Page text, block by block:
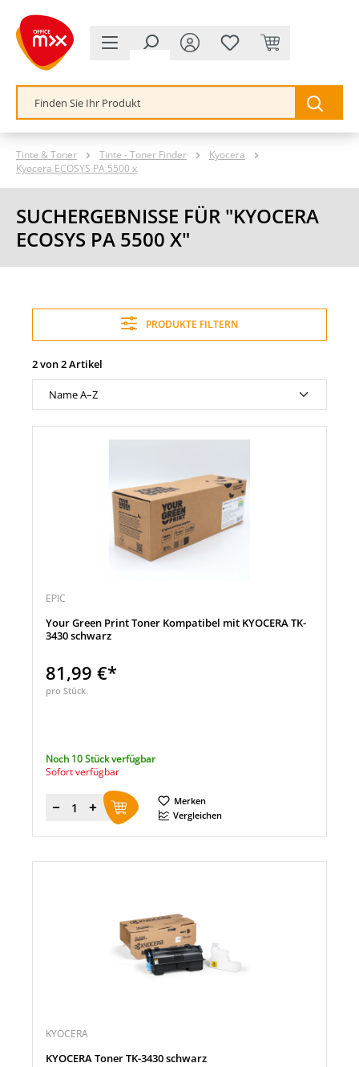
springen
Tinte & Toner Tinte - Toner Finder
Kyocera
Kyocera ECOSYS PA 5500 x
SUCHERGEBNISSE FÜR "KYOCERA
ECOSYS PA 5500 X"
PRODUKTE FILTERN
2 von 2 Artikel
EPIC
Your Green Print Toner Kompatibel mit KYOCERA TK-
3430 schwarz
81,99 €*
pro Stück
Noch 10 Stück verfügbar
Sofort verfügbar
Menge
Merken
Vergleichen
KYOCERA
KYOCERA Toner TK-3430 schwarz